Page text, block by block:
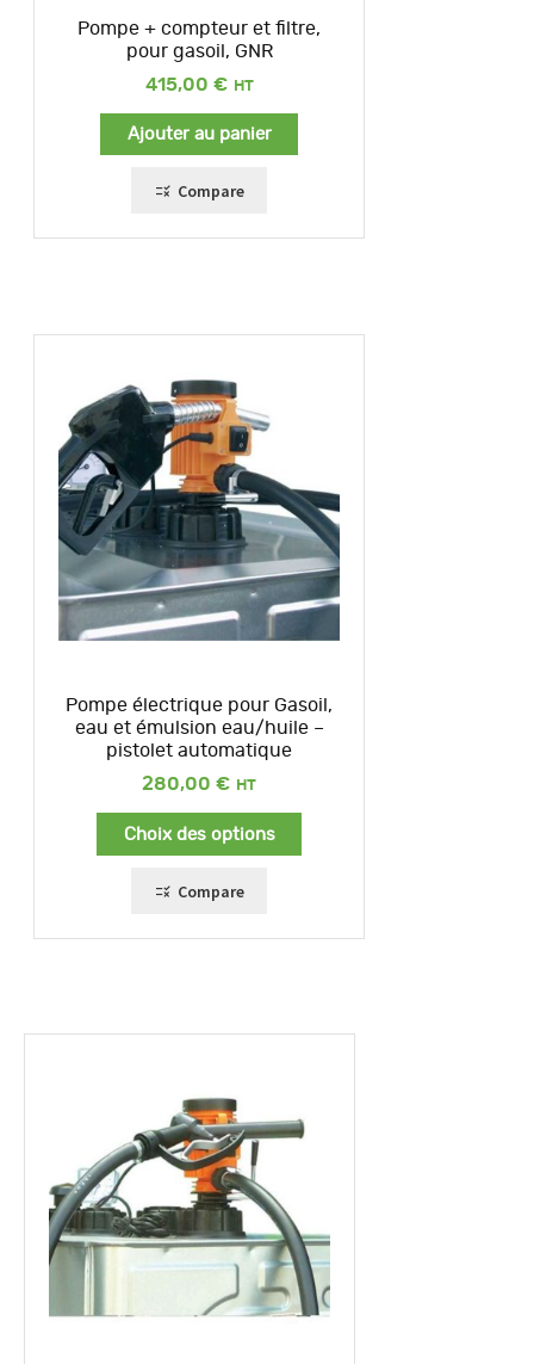
Pompe + compteur et filtre,
pour gasoil, GNR
415,00 €
Ajouter au panier
Compare
Pompe électrique pour Gasoil,
eau et émulsion eau/huile –
pistolet automatique
280,00 €
Choix des options
Compare